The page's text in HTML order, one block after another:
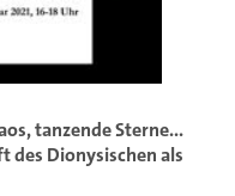
tanzende Sterne...
des Dionysischen als